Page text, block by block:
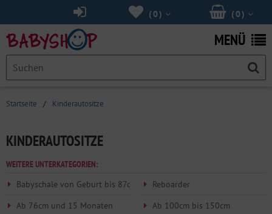
(0 )
(0 )
MENÜ
Startseite / Kinderautositze
KINDERAUTOSITZE
WEITERE UNTERKATEGORIEN:
Babyschale von Geburt bis 87cm
Reboarder
Ab 76cm und 15 Monaten
Ab 100cm bis 150cm